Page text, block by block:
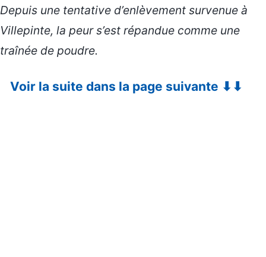
Depuis une tentative d’enlèvement survenue à
Villepinte, la peur s’est répandue comme une
traînée de poudre.
Voir la suite dans la page suivante ⬇⬇